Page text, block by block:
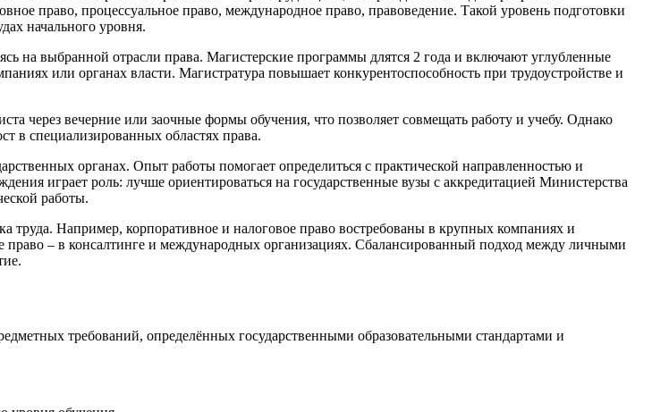
право, процессуальное право, международное право, правоведение. Такой уровень подготовки
начального уровня.
на выбранной отрасли права. Магистерские программы длятся 2 года и включают углубленные
или органах власти. Магистратура повышает конкурентоспособность при трудоустройстве и
через вечерние или заочные формы обучения, что позволяет совмещать работу и учебу. Однако
в специализированных областях права.
органах. Опыт работы помогает определиться с практической направленностью и
играет роль: лучше ориентироваться на государственные вузы с аккредитацией Министерства
работы.
Например, корпоративное и налоговое право востребованы в крупных компаниях и
право – в консалтинге и международных организациях. Сбалансированный подход между личными
требований, определённых государственными образовательными стандартами и